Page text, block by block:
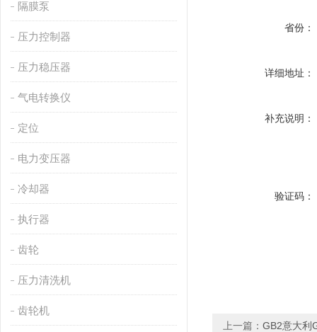
隔膜泵
压力控制器
压力稳压器
气电转换仪
定位
电力变压器
冷却器
执行器
齿轮
压力清洗机
齿轮机
省份：
详细地址：
补充说明：
验证码：
上一篇： GB2意大利